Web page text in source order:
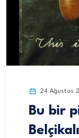
24 Ağustos
Bu bir